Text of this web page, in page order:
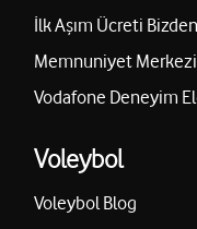
İlk Aşım Ücreti Bizden
Memnuniyet Merkezi
Vodafone Deneyim
Voleybol
Voleybol Blog